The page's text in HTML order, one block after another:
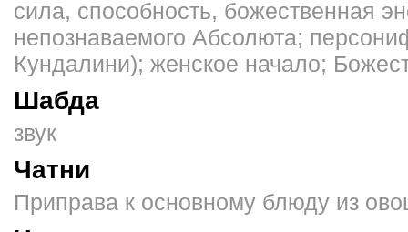
сила, способность, божественная
непознаваемого Абсолюта;
Кундалини); женское начало;
Шабда
звук
Чатни
Приправа к основному блюду из